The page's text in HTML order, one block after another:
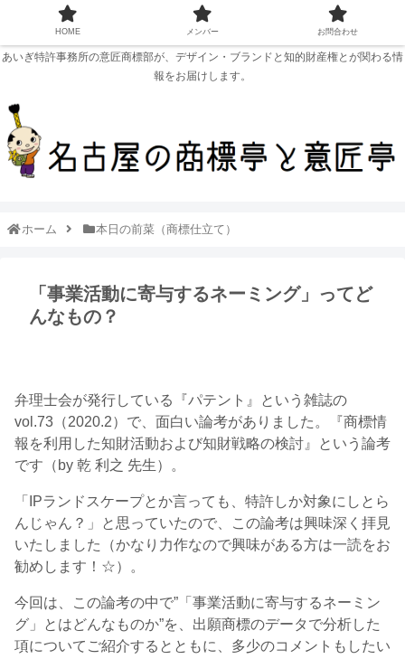
あいぎ特許事務所の意匠商標部が、デザイン・ブランドと知的財産権とが関わる情
報をお届けします。
ホーム 本日の前菜（商標仕立て）
「事業活動に寄与するネーミング」ってど
んなもの？
弁理士会が発行している『パテント』という雑誌の
vol.73（2020.2）で、面白い論考がありました。『商標情
報を利用した知財活動および知財戦略の検討』という論考
です（by 乾 利之 先生）。
「IPランドスケープとか言っても、特許しか対象にしとら
んじゃん？」と思っていたので、この論考は興味深く拝見
いたしました（かなり力作なので興味がある方は一読をお
勧めします！☆）。
今回は、この論考の中で”「事業活動に寄与するネーミン
グ」とはどんなものか”を、出願商標のデータで分析した
項についてご紹介するとともに、多少のコメントもしたい
HOME メンバー お問合わせ